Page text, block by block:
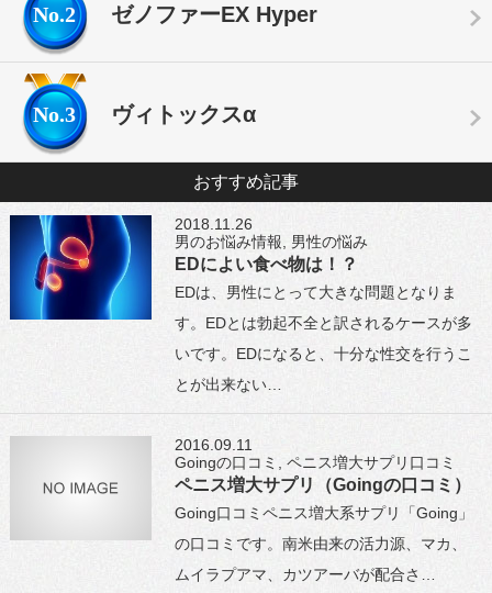
No.2 ゼノファーEX Hyper
No.3 ヴィトックスα
おすすめ記事
2018.11.26
男のお悩み情報
男性の悩み
EDによい食べ物は！？
EDは、男性にとって大きな問題となりま
す。EDとは勃起不全と訳されるケースが多
いです。EDになると、十分な性交を行うこ
とが出来ない…
2016.09.11
Goingの口コミ
,ペニス増大サプリ口コミ
ペニス増大サプリ（Goingの口コミ）
Going口コミペニス増大系サプリ「Going」
の口コミです。南米由来の活力源、マカ、
ムイラプアマ、カツアーバが配合さ…